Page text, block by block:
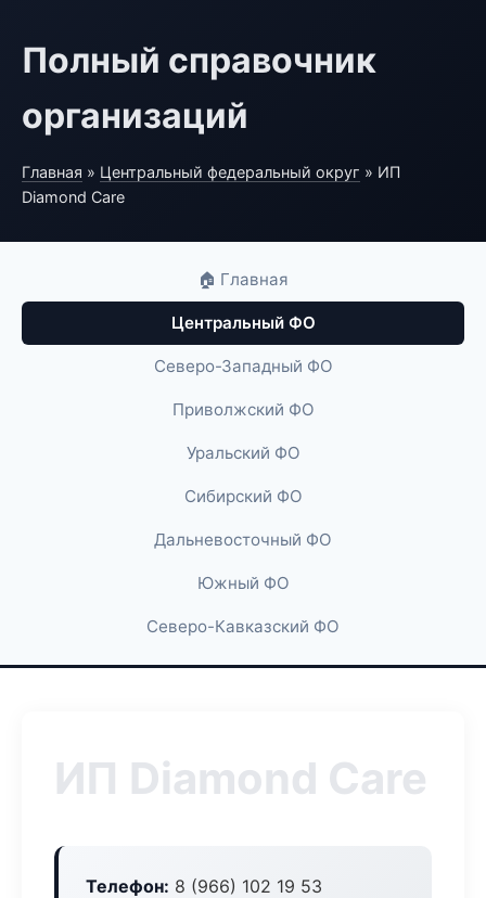
Полный справочник
организаций
Главная » Центральный федеральный округ » ИП
Diamond Care
🏠 Главная
Центральный ФО
Северо-Западный ФО
Приволжский ФО
Уральский ФО
Сибирский ФО
Дальневосточный ФО
Южный ФО
Северо-Кавказский ФО
ИП Diamond Care
Телефон: 8 (966) 102 19 53